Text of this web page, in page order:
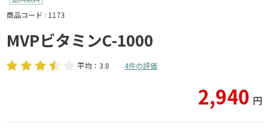
商品コード : 1173
MVPビタミンC-1000
平均：3.8 4件の評価
2,940 円